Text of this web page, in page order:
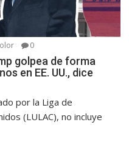
0
golpea de forma
en EE. UU., dice
por la Liga de
(LULAC), no incluye